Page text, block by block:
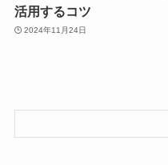
活用するコツ
2024年11月24日